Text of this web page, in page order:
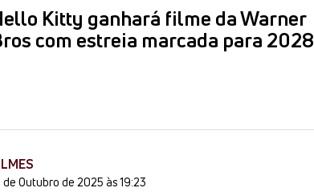
Kitty ganhará filme da Warner
com estreia marcada para 2028
de Outubro de 2025 às 19:23